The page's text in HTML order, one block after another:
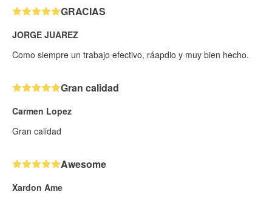
GRACIAS
JORGE JUAREZ
Como siempre un trabajo efectivo, ráapdio y muy bien hecho.
Gran calidad
Carmen Lopez
Gran calidad
Awesome
Xardon Ame